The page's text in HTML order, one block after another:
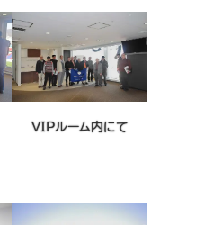
VIPルーム内にて